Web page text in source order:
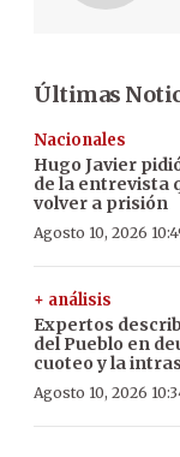
Últimas
Nacionales
Hugo Javier
de la entrevista
volver a prisión
Agosto 10, 2026
+ análisis
Expertos
del Pueblo en
cuoteo y la
Agosto 10, 2026